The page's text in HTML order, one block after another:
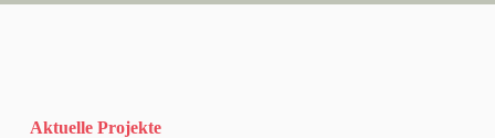
Aktuelle Projekte